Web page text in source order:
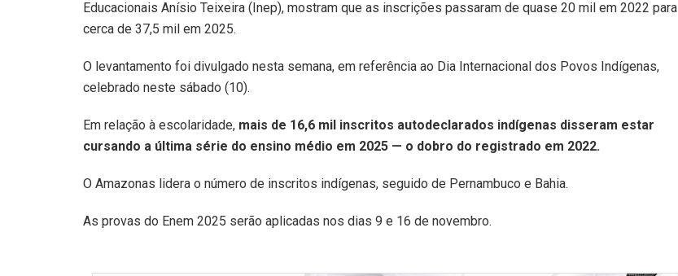
Educacionais Anísio Teixeira (Inep), mostram que as inscrições passaram de quase 20 mil em 2022 para
cerca de 37,5 mil em 2025.
O levantamento foi divulgado nesta semana, em referência ao Dia Internacional dos Povos Indígenas,
celebrado neste sábado (10).
Em relação à escolaridade, mais de 16,6 mil inscritos autodeclarados indígenas disseram estar
cursando a última série do ensino médio em 2025 — o dobro do registrado em 2022.
O Amazonas lidera o número de inscritos indígenas, seguido de Pernambuco e Bahia.
As provas do Enem 2025 serão aplicadas nos dias 9 e 16 de novembro.